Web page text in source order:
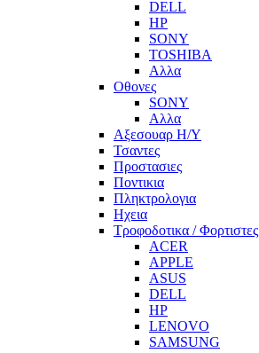
DELL
HP
SONY
TOSHIBA
Αλλα
Οθονες
SONY
Αλλα
Αξεσουαρ Η/Υ
Τσαντες
Προστασιες
Ποντικια
Πληκτρολογια
Ηχεια
Τροφοδοτικα / Φορτιστες
ACER
APPLE
ASUS
DELL
HP
LENOVO
SAMSUNG